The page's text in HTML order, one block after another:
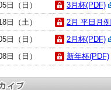
日（日）
3月杯(PDF)
日（土）
2月 平日月
日（日）
2月杯(PDF)
日（日）
新年杯(PDF)